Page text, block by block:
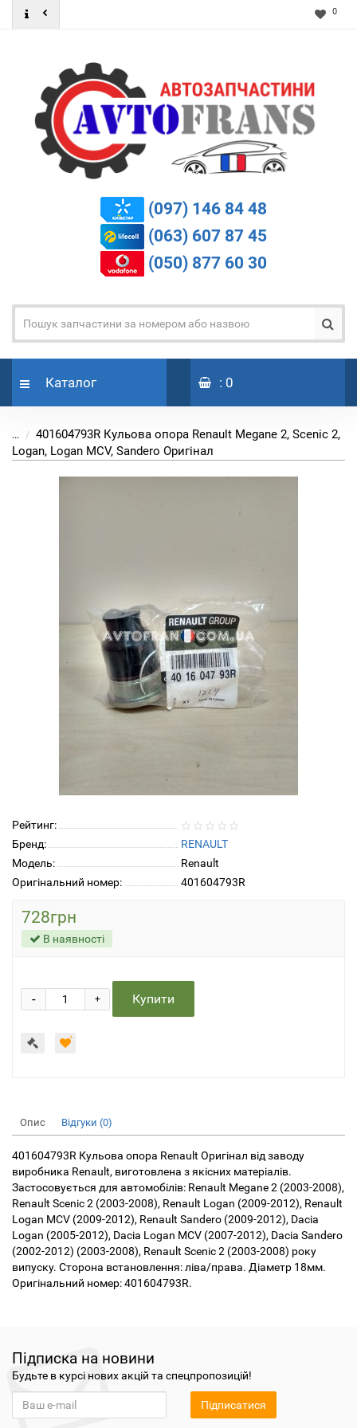
0
(097) 146 84 48
(063) 607 87 45
(050) 877 60 30
Каталог : 0
...
401604793R Кульова опора Renault Megane 2, Scenic 2,
Logan, Logan MCV, Sandero Оригінал
Рейтинг:
Бренд:
RENAULT
Модель:
Renault
Оригінальний номер:
401604793R
728грн
В наявності
+
- Купити
Опис Відгуки (0)
401604793R Кульова опора Renault Оригінал від заводу
виробника Renault, виготовлена ​​з якісних матеріалів.
Застосовується для автомобілів: Renault Megane 2 (2003-2008),
Renault Scenic 2 (2003-2008), Renault Logan (2009-2012), Renault
Logan MCV (2009-2012), Renault Sandero (2009-2012), Dacia
Logan (2005-2012), Dacia Logan MCV (2007-2012), Dacia Sandero
(2002-2012) (2003-2008), Renault Scenic 2 (2003-2008) року
випуску. Сторона встановлення: ліва/права. Діаметр 18мм.
Оригінальний номер: 401604793R.
Підписка на новини
Будьте в курсі нових акцій та спецпропозицій!
Підписатися